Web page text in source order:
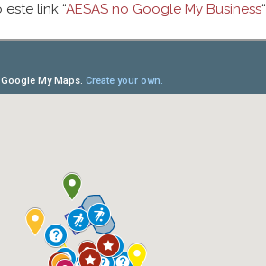
link “AESAS no Google My Business“